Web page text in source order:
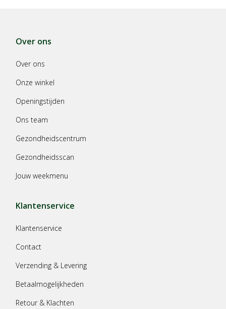
Over ons
Over ons
Onze winkel
Openingstijden
Ons team
Gezondheidscentrum
Gezondheidsscan
Jouw weekmenu
Klantenservice
Klantenservice
Contact
Verzending & Levering
Betaalmogelijkheden
Retour & Klachten